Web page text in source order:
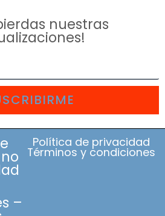
nuestras
–
Política de privacidad
Términos y condiciones